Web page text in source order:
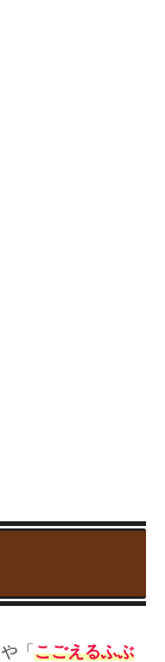
「こごえるふぶ